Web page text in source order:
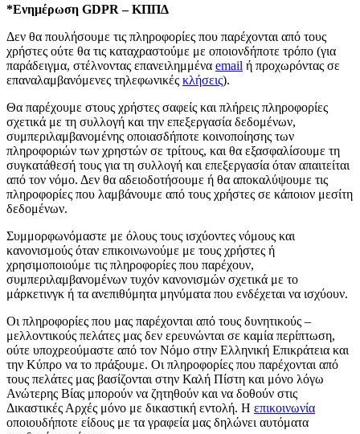
*Ενημέρωση GDPR – ΚΠΠΔ
Δεν θα πουλήσουμε τις πληροφορίες που παρέχονται από τους
χρήστες ούτε θα τις καταχραστούμε με οποιονδήποτε τρόπο (για
παράδειγμα, στέλνοντας επανειλημμένα email ή προχωρόντας σε
επαναλαμβανόμενες τηλεφωνικές κλήσεις).
Θα παρέχουμε στους χρήστες σαφείς και πλήρεις πληροφορίες
σχετικά με τη συλλογή και την επεξεργασία δεδομένων,
συμπεριλαμβανομένης οποιασδήποτε κοινοποίησης των
πληροφοριών των χρηστών σε τρίτους, και θα εξασφαλίσουμε τη
συγκατάθεσή τους για τη συλλογή και επεξεργασία όταν απαιτείται
από τον νόμο. Δεν θα αδειοδοτήσουμε ή θα αποκαλύψουμε τις
πληροφορίες που λαμβάνουμε από τους χρήστες σε κάποιον μεσίτη
δεδομένων.
Συμμορφωνόμαστε με όλους τους ισχύοντες νόμους και
κανονισμούς όταν επικοινωνούμε με τους χρήστες ή
χρησιμοποιούμε τις πληροφορίες που παρέχουν,
συμπεριλαμβανομένων τυχόν κανονισμών σχετικά με το
μάρκετινγκ ή τα ανεπιθύμητα μηνύματα που ενδέχεται να ισχύουν.
Οι πληροφορίες που μας παρέχονται από τους δυνητικούς –
μελλοντικούς πελάτες μας δεν ερευνώνται σε καμία περίπτωση,
ούτε υποχρεούμαστε από τον Νόμο στην Ελληνική Επικράτεια και
την Κύπρο να το πράξουμε. Οι πληροφορίες που παρέχονται από
τους πελάτες μας βασίζονται στην Καλή Πίστη και μόνο λόγω
Ανώτερης Βίας μπορούν να ζητηθούν και να δοθούν στις
Δικαστικές Αρχές μόνο με δικαστική εντολή. Η επικοινωνία
οποιουδήποτε είδους με τα γραφεία μας δηλώνει αυτόματα